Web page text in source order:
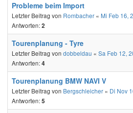
Probleme beim Import
Letzter Beitrag von Rombacher « Mi Feb 16,
Antworten:2
Tourenplanung - Tyre
Letzter Beitrag von dobbeldau « Sa Feb 12,
Antworten:4
Tourenplanung BMW NAVI V
Letzter Beitrag von Bergschleicher « Di Nov
Antworten:5